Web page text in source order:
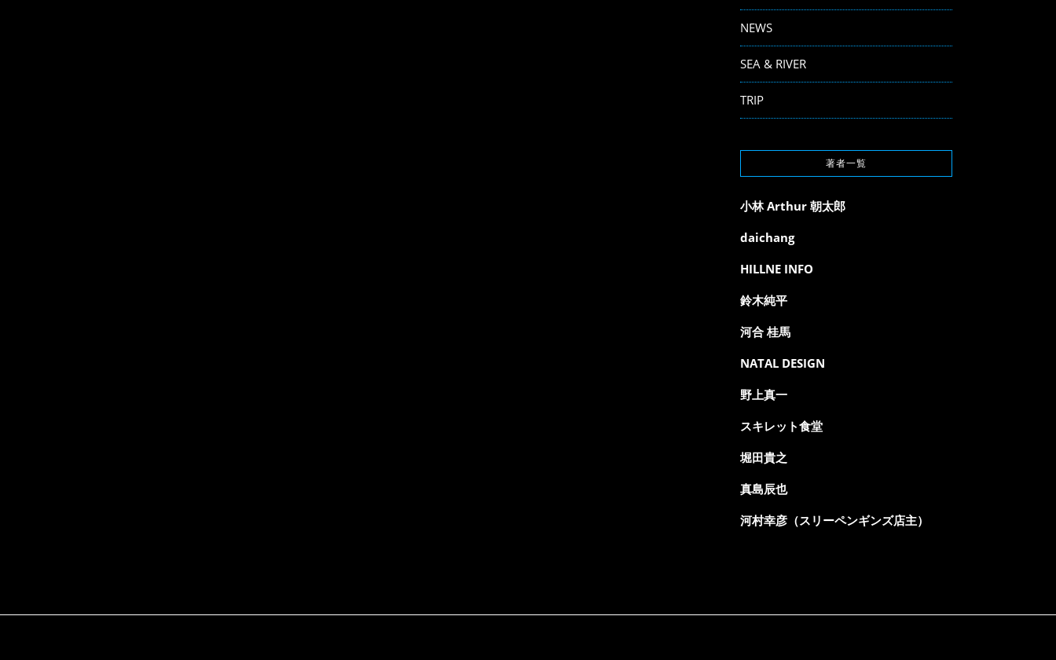
NEWS
SEA & RIVER
TRIP
著者一覧
小林 Arthur 朝太郎
daichang
HILLNE INFO
鈴木純平
河合 桂馬
NATAL DESIGN
野上真一
スキレット食堂
堀田貴之
真島辰也
河村幸彦（スリーペンギンズ店主）